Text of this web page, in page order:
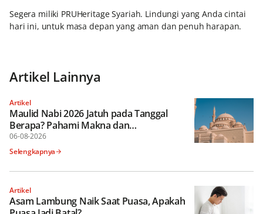
Segera miliki PRUHeritage Syariah. Lindungi yang Anda cintai
hari ini, untuk masa depan yang aman dan penuh harapan.
Artikel Lainnya
Artikel
Maulid Nabi 2026 Jatuh pada Tanggal
Berapa? Pahami Makna dan
Keutamaannya
06-08-2026
Selengkapnya
Artikel
Asam Lambung Naik Saat Puasa, Apakah